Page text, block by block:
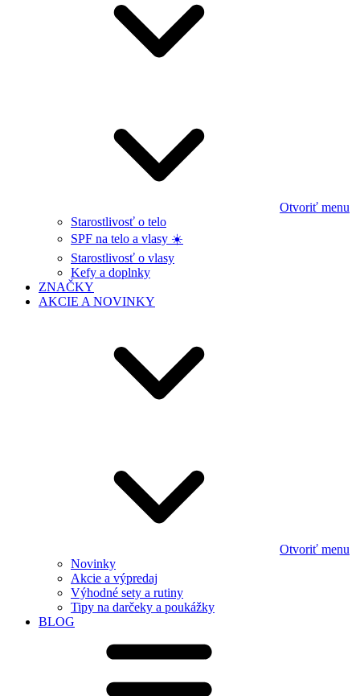
Otvoriť menu
Starostlivosť o telo
SPF na telo a vlasy ☀️
Starostlivosť o vlasy
Kefy a doplnky
ZNAČKY
AKCIE A NOVINKY
Otvoriť menu
Novinky
Akcie a výpredaj
Výhodné sety a rutiny
Tipy na darčeky a poukážky
BLOG